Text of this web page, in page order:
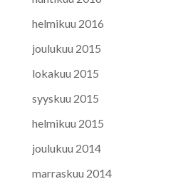
helmikuu 2016
joulukuu 2015
lokakuu 2015
syyskuu 2015
helmikuu 2015
joulukuu 2014
marraskuu 2014